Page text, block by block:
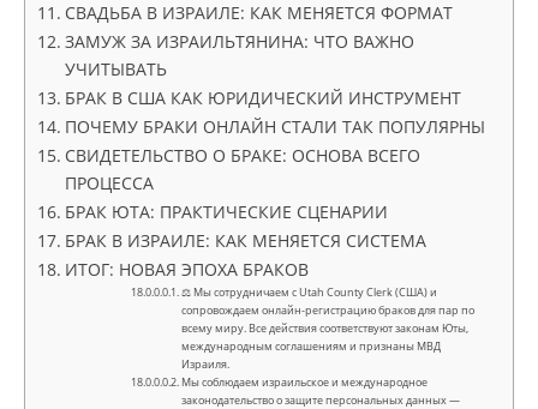
СВАДЬБА В ИЗРАИЛЕ: КАК МЕНЯЕТСЯ ФОРМАТ
ЗАМУЖ ЗА ИЗРАИЛЬТЯНИНА: ЧТО ВАЖНО
УЧИТЫВАТЬ
БРАК В США КАК ЮРИДИЧЕСКИЙ ИНСТРУМЕНТ
ПОЧЕМУ БРАКИ ОНЛАЙН СТАЛИ ТАК ПОПУЛЯРНЫ
СВИДЕТЕЛЬСТВО О БРАКЕ: ОСНОВА ВСЕГО
ПРОЦЕССА
БРАК ЮТА: ПРАКТИЧЕСКИЕ СЦЕНАРИИ
БРАК В ИЗРАИЛЕ: КАК МЕНЯЕТСЯ СИСТЕМА
ИТОГ: НОВАЯ ЭПОХА БРАКОВ
⚖ Мы сотрудничаем с Utah County Clerk (США) и
сопровождаем онлайн-регистрацию браков для пар по
всему миру. Все действия соответствуют законам Юты,
международным соглашениям и признаны МВД
Израиля.
Мы соблюдаем израильское и международное
законодательство о защите персональных данных —